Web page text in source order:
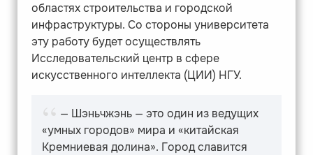
областях строительства и городской
инфраструктуры. Со стороны университета
эту работу будет осуществлять
Исследовательский центр в сфере
искусственного интеллекта (ЦИИ) НГУ.
— Шэньчжэнь — это один из ведущих
«умных городов» мира и «китайская
Кремниевая долина». Город славится